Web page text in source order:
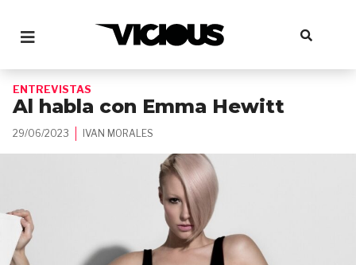
ENTREVISTAS
Al habla con Emma Hewitt
29/06/2023 IVAN MORALES